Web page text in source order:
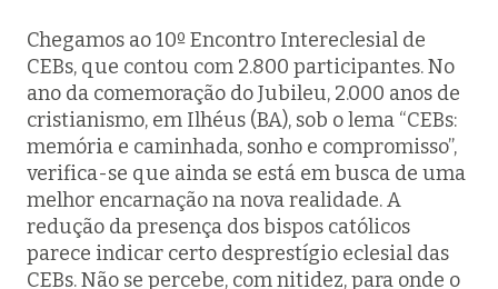
Chegamos ao 10º Encontro Intereclesial de
CEBs, que contou com 2.800 participantes. No
ano da comemoração do Jubileu, 2.000 anos de
cristianismo, em Ilhéus (BA), sob o lema “CEBs:
memória e caminhada, sonho e compromisso”,
verifica-se que ainda se está em busca de uma
melhor encarnação na nova realidade. A
redução da presença dos bispos católicos
parece indicar certo desprestígio eclesial das
CEBs. Não se percebe, com nitidez, para onde o